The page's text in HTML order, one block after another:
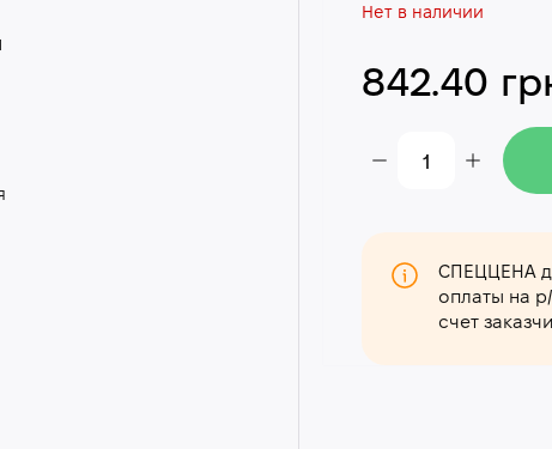
Нет в наличии
842.40
СПЕЦЦЕНА
оплаты на
счет